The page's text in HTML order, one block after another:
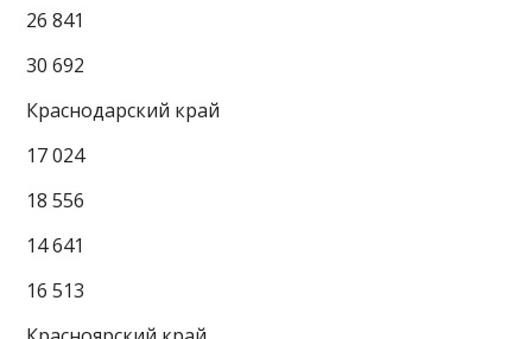
26 841
30 692
Краснодарский край
17 024
18 556
14 641
16 513